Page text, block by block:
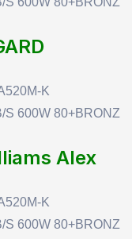
K
S 600W 80+BRONZ
Alex
K
S 600W 80+BRONZ